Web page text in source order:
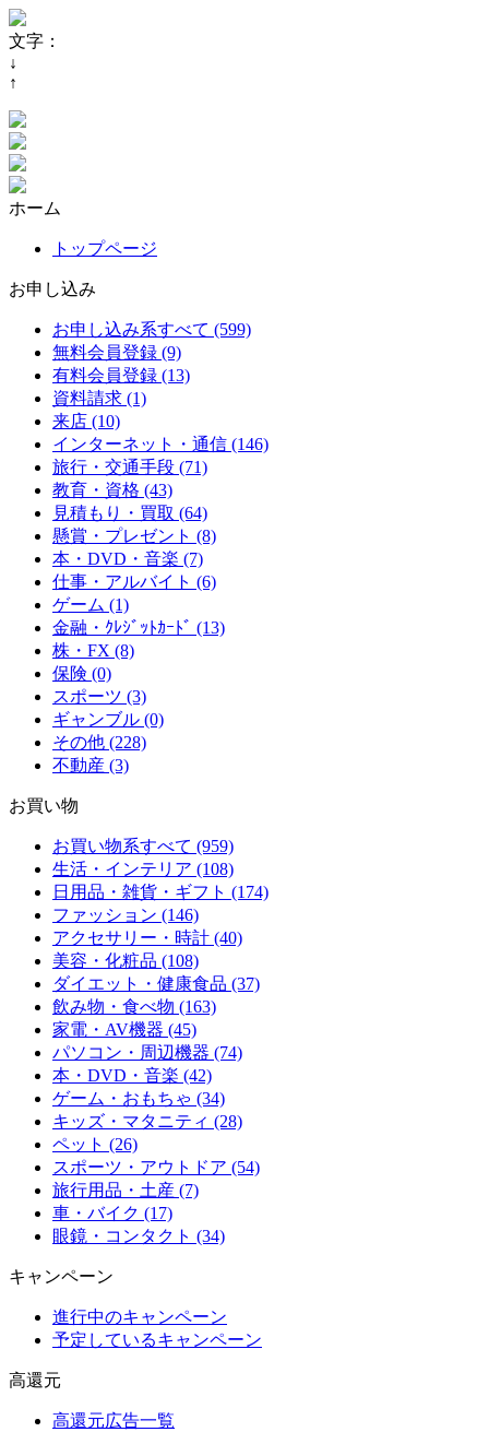
文字：
↓
↑
ホーム
トップページ
お申し込み
お申し込み系すべて (599)
無料会員登録 (9)
有料会員登録 (13)
資料請求 (1)
来店 (10)
インターネット・通信 (146)
旅行・交通手段 (71)
教育・資格 (43)
見積もり・買取 (64)
懸賞・プレゼント (8)
本・DVD・音楽 (7)
仕事・アルバイト (6)
ゲーム (1)
金融・ｸﾚｼﾞｯﾄｶｰﾄﾞ (13)
株・FX (8)
保険 (0)
スポーツ (3)
ギャンブル (0)
その他 (228)
不動産 (3)
お買い物
お買い物系すべて (959)
生活・インテリア (108)
日用品・雑貨・ギフト (174)
ファッション (146)
アクセサリー・時計 (40)
美容・化粧品 (108)
ダイエット・健康食品 (37)
飲み物・食べ物 (163)
家電・AV機器 (45)
パソコン・周辺機器 (74)
本・DVD・音楽 (42)
ゲーム・おもちゃ (34)
キッズ・マタニティ (28)
ペット (26)
スポーツ・アウトドア (54)
旅行用品・土産 (7)
車・バイク (17)
眼鏡・コンタクト (34)
キャンペーン
進行中のキャンペーン
予定しているキャンペーン
高還元
高還元広告一覧